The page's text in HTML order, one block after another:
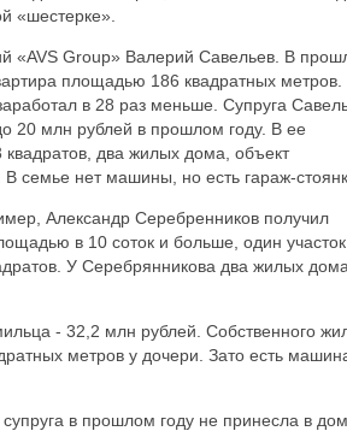
«шестерке».
«AVS Group» Валерий Савельев. В
площадью 186 квадратных метров.
в 28 раз меньше. Супруга
20 млн рублей в прошлом году. В ее
два жилых дома, объект
семье нет машины, но есть гараж-
Александр Серебренников получил
в 10 соток и больше, один участок
У Серебрянникова два жилых дома,
- 32,2 млн рублей. Собственного
метров у дочери. Зато есть
в прошлом году не принесла в